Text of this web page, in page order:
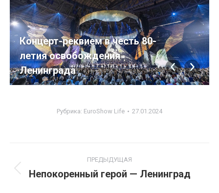
Концерт-реквием в честь 80-
летия освобождения
Ленинграда
Рубрика: EuroShow Life 27.01.2024
Навигация
по
ПРЕДЫДУЩАЯ
Предыдущий
Непокоренный герой — Ленинград